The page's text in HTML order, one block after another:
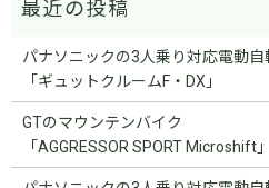
パナソニックの3人乗り対応電動自
「ギュットクルームF・DX」
GTのマウンテンバイク
「AGGRESSOR SPORT Microshift」